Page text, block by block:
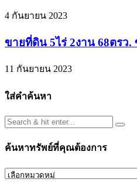
4 กันยายน 2023
ขายที่ดิน 5ไร่ 2งาน 68ตรว.
11 กันยายน 2023
ใส่คำค้นหา
ค้นหาทรัพย์ที่คุณต้องการ
ค้นหา